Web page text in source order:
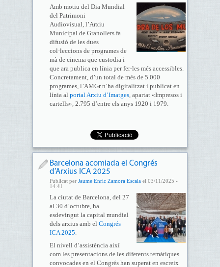
Amb motiu del Dia Mundial
del Patrimoni
Audiovisual, l’Arxiu
Municipal de Granollers fa
difusió de les dues
col·leccions de programes de
mà de cinema que custodia i
que ara publica en línia per fer-les més accessibles.
Concretament, d’un total de més de 5.000
programes, l’AMGr n’ha digitalitzat i publicat en
línia al portal Arxiu d’Imatges, apartat «Impresos i
cartells», 2.795 d’entre els anys 1920 i 1979.
Barcelona acomiada el Congrés
d’Arxius ICA 2025
Publicat per Jaume Enric Zamora Escalael 03/11/2025 -
14:41
La ciutat de Barcelona, del 27
al 30 d’octubre, ha
esdevingut la capital mundial
dels arxius amb el Congrés
ICA 2025.
El nivell d’assistència així
com les presentacions de les diferents temàtiques
convocades en el Congrés han superat en escreix